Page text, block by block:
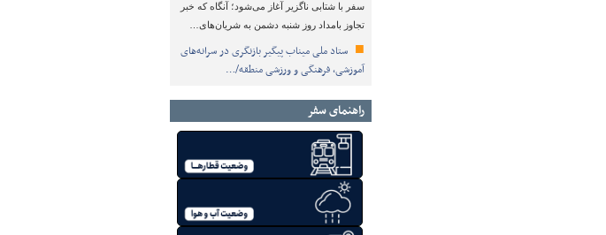
سفر با شتابی ناگزیر آغاز می‌شود؛ آنگاه که خبر
تجاوز بامداد روز شنبه دشمن به شریان‌های…
ستاد ملی میناب پیگیر بازنگری در سرانه‌های
آموزشی، فرهنگی و ورزشی منطقه/…
راهنمای سفر